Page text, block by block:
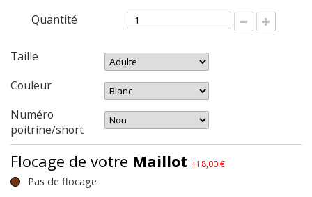
Quantité
Taille
Couleur
Numéro
poitrine/short
Flocage de votre Maillot +18,00 €
Pas de flocage